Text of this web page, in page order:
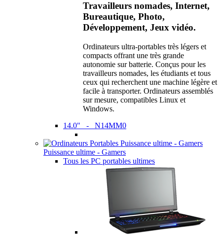
Travailleurs nomades, Internet,
Bureautique, Photo,
Développement, Jeux vidéo.
Ordinateurs ultra-portables très légers et
compacts offrant une très grande
autonomie sur batterie. Conçus pour les
travailleurs nomades, les étudiants et tous
ceux qui recherchent une machine légère et
facile à transporter. Ordinateurs assemblés
sur mesure, compatibles Linux et
Windows.
14.0" - N14MM0
Puissance ultime - Gamers
Tous les PC portables ultimes